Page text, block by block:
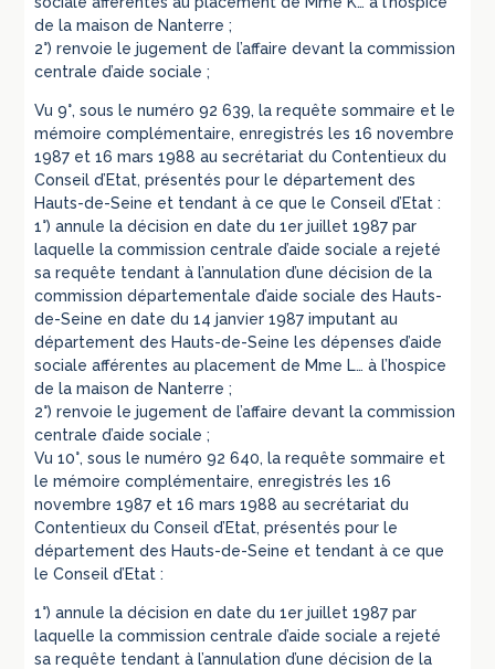
de la maison de Nanterre ;
2°) renvoie le jugement de l’affaire devant la commission
centrale d’aide sociale ;
Vu 9°, sous le numéro 92 639, la requête sommaire et le
mémoire complémentaire, enregistrés les 16 novembre
1987 et 16 mars 1988 au secrétariat du Contentieux du
Conseil d’Etat, présentés pour le département des
Hauts-de-Seine et tendant à ce que le Conseil d’Etat :
1°) annule la décision en date du 1er juillet 1987 par
laquelle la commission centrale d’aide sociale a rejeté
sa requête tendant à l’annulation d’une décision de la
commission départementale d’aide sociale des Hauts-
de-Seine en date du 14 janvier 1987 imputant au
département des Hauts-de-Seine les dépenses d’aide
sociale afférentes au placement de Mme L… à l’hospice
de la maison de Nanterre ;
2°) renvoie le jugement de l’affaire devant la commission
centrale d’aide sociale ;
Vu 10°, sous le numéro 92 640, la requête sommaire et
le mémoire complémentaire, enregistrés les 16
novembre 1987 et 16 mars 1988 au secrétariat du
Contentieux du Conseil d’Etat, présentés pour le
département des Hauts-de-Seine et tendant à ce que
le Conseil d’Etat :
1°) annule la décision en date du 1er juillet 1987 par
laquelle la commission centrale d’aide sociale a rejeté
sa requête tendant à l’annulation d’une décision de la